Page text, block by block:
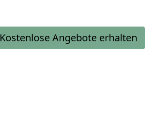
Kostenlose Angebote erhalten